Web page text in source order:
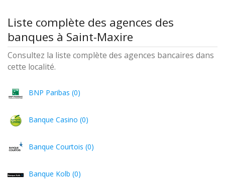
Liste complète des agences des
banques à Saint-Maxire
Consultez la liste complète des agences bancaires dans
cette localité.
BNP Paribas (0)
Banque Casino (0)
Banque Courtois (0)
Banque Kolb (0)